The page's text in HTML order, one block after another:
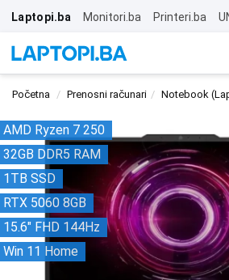
Laptopi.ba Monitori.ba Printeri.ba
Početna Prenosni računari Notebook
AMD Ryzen 7 250
32GB DDR5 RAM
1TB SSD
RTX 5060 8GB
15.6" FHD 144Hz
Win 11 Home